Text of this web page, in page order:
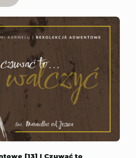
[13] | Czuwać to